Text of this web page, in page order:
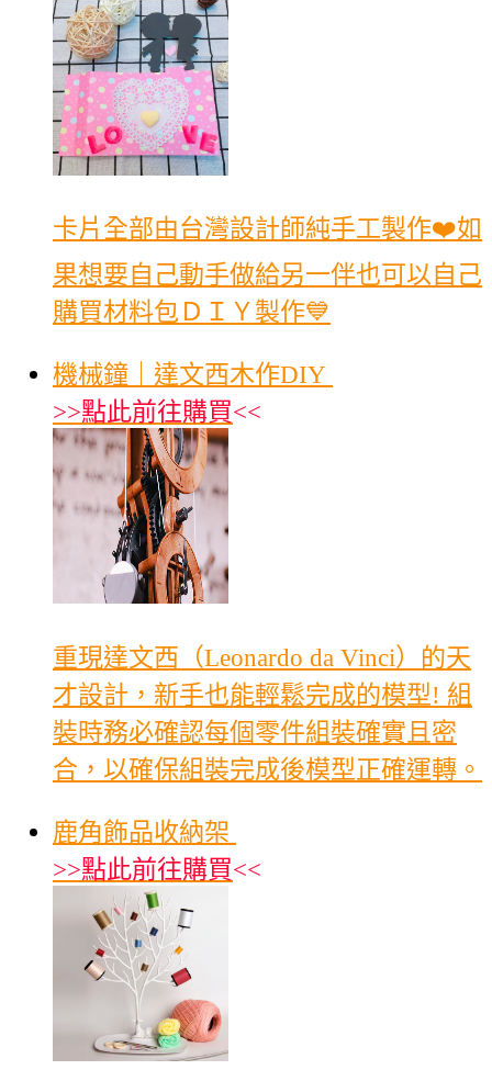
卡片全部由台灣設計師純手工製作❤️如
果想要自己動手做給另一伴也可以自己
購買材料包ＤＩＹ製作💙
機械鐘｜達文西木作DIY
>>點此前往購買<<
重現達文西（Leonardo da Vinci）的天
才設計，新手也能輕鬆完成的模型! 組
裝時務必確認每個零件組裝確實且密
合，以確保組裝完成後模型正確運轉。
鹿角飾品收納架
>>點此前往購買<<